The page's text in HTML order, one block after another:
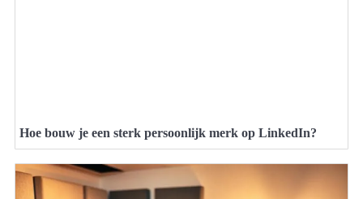
Hoe bouw je een sterk persoonlijk merk op LinkedIn?